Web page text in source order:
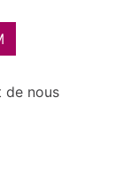
de nous